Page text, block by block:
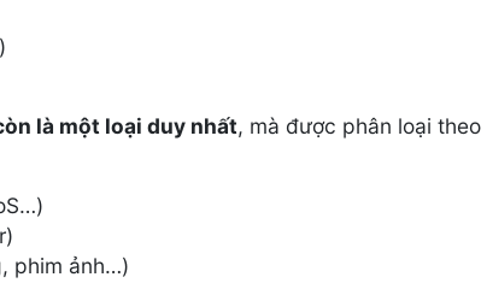
là một loại duy nhất, mà được phân loại theo
phim ảnh…)